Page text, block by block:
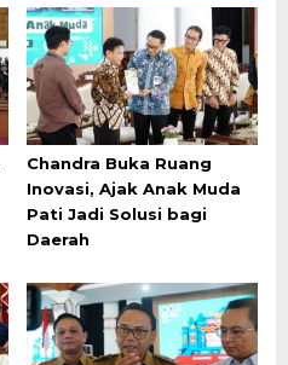
Chandra Buka Ruang
Inovasi, Ajak Anak Muda
Pati Jadi Solusi bagi
Daerah